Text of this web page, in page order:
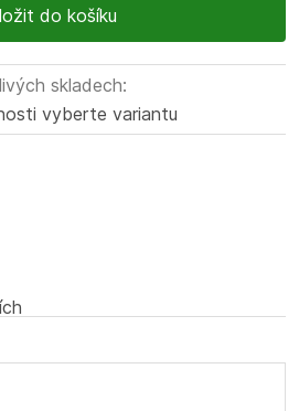
skladech:
vyberte variantu